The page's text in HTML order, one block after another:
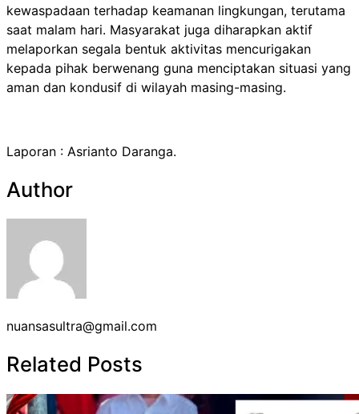
kewaspadaan terhadap keamanan lingkungan, terutama
saat malam hari. Masyarakat juga diharapkan aktif
melaporkan segala bentuk aktivitas mencurigakan
kepada pihak berwenang guna menciptakan situasi yang
aman dan kondusif di wilayah masing-masing.
Laporan : Asrianto Daranga.
Author
nuansasultra@gmail.com
Related Posts